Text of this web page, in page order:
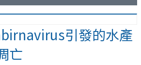
引發的水產
亡